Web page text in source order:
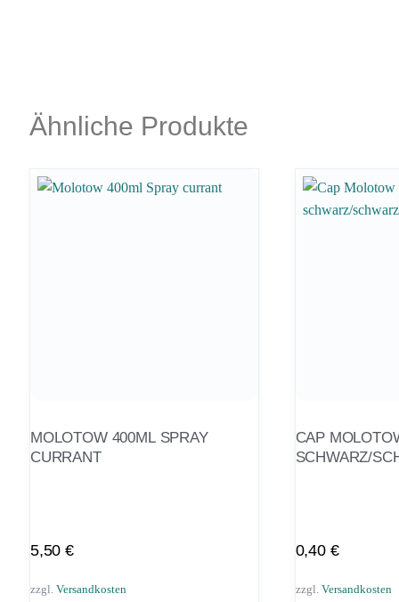
Ähnliche Produkte
MOLOTOW 400ML SPRAY
CURRANT
5,50€
zzgl. Versandkosten
CAP
SCHWARZ/
0,40 €
zzgl. Versandkosten